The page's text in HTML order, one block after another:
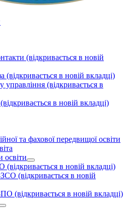
(відкривається в новій
(відкривається в новій вкладці)
управління (відкривається в
(відкривається в новій вкладці)
та фахової передвищої освіти
освіти
(відкривається в новій вкладці)
(відкривається в новій
(відкривається в новій вкладці)